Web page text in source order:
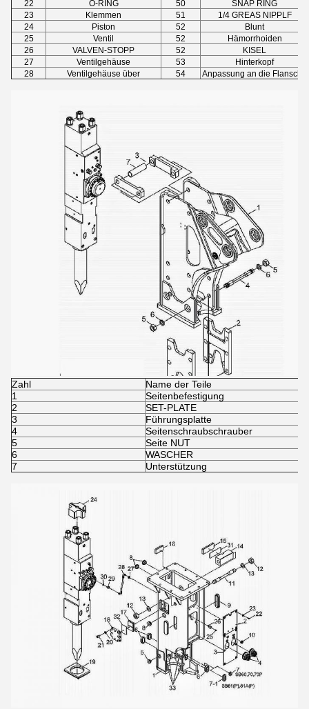
22 O-RING 50
SNAP RING
23
Klemmen 51
1/4 GREAS NIPPLF
24
Piston 52
Blunt
25
Ventil 52
Hämorrhoiden
26
VALVEN-STOPP 52
KISEL
27
Ventilgehäuse 53
Hinterkopf
28
Ventilgehäuse über 54 Anpassung an die Flansche
Zahl
Name der Teile
1
Seitenbefestigung
2
SET-PLATE
3
Führungsplatte
4
Seitenschraubschrauber
5
Seite NUT
6
WASCHER
7
Unterstützung